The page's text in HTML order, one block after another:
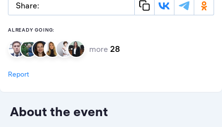
Share:
ALREADY GOING:
more 28
Report
About the event